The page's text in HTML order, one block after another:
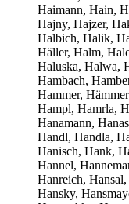
Haimann, Hain,
Hajny, Hajzer,
Halbich, Halik,
Häller, Halm,
Haluska, Halwa,
Hambach,
Hammer,
Hampl, Hamrla,
Hanamann,
Handl, Handla,
Hanisch, Hank,
Hannel,
Hanreich,
Hansky,